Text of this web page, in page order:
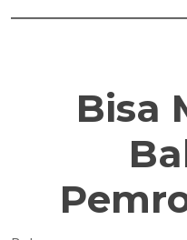
Bisa